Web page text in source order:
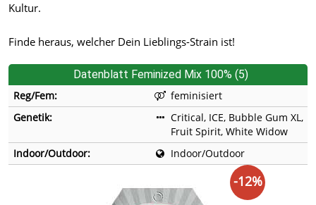
Kultur.
Finde heraus, welcher Dein Lieblings-Strain ist!
Datenblatt Feminized Mix 100% (5)
Reg/Fem:
feminisiert
Genetik:
Critical, ICE, Bubble Gum XL,
Fruit Spirit, White Widow
Indoor/Outdoor:
Indoor/Outdoor
-12%